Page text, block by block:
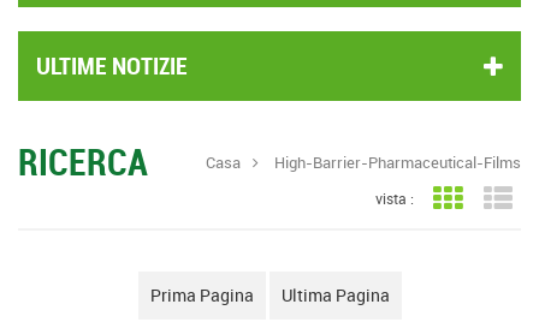
ULTIME NOTIZIE
RICERCA Casa High-Barrier-Pharmaceutical-Films
vista : Vista a
Prima Pagina Ultima Pagina